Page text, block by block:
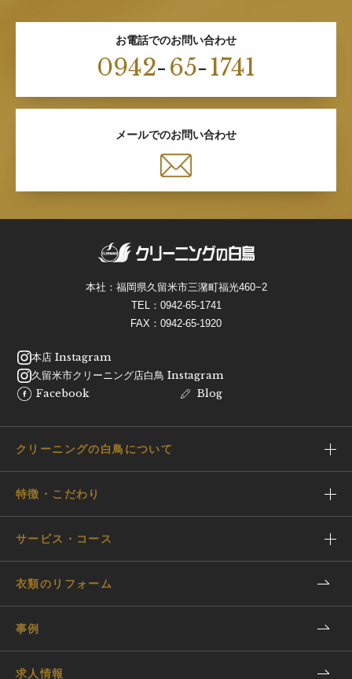
お電話でのお問い合わせ
0942-65-1741
メールでのお問い合わせ
本社：福岡県久留米市三潴町福光460−2
TEL： 0942-65-1741
FAX：0942-65-1920
本店 Instagram
久留米市クリーニング店白鳥 Instagram
Facebook
Blog
クリーニングの白鳥について
特徴・こだわり
サービス・コース
衣類のリフォーム
事例
求人情報